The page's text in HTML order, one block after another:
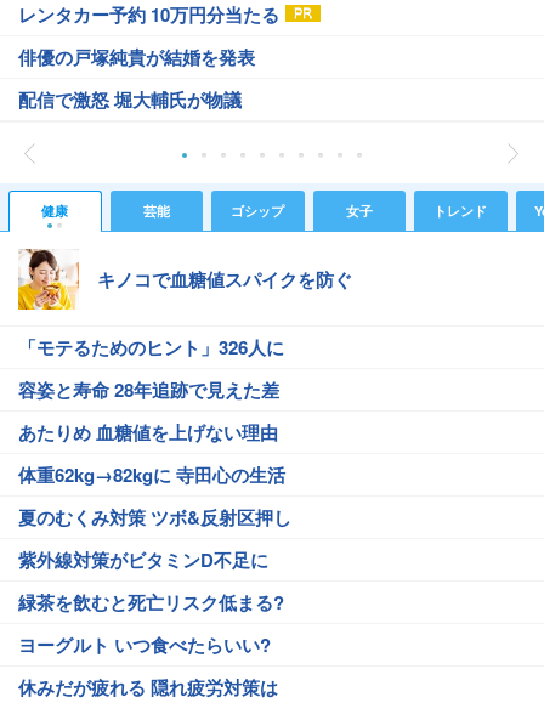
レンタカー予約 10万円分当たる
俳優の戸塚純貴が結婚を発表
配信で激怒 堀大輔氏が物議
健康 芸能 ゴシップ 女子 トレンド
キノコで血糖値スパイクを防ぐ
「モテるためのヒント」326人に
容姿と寿命 28年追跡で見えた差
あたりめ 血糖値を上げない理由
体重62kg→82kgに 寺田心の生活
夏のむくみ対策 ツボ&反射区押し
紫外線対策がビタミンD不足に
緑茶を飲むと死亡リスク低まる?
ヨーグルト いつ食べたらいい?
休みだが疲れる 隠れ疲労対策は